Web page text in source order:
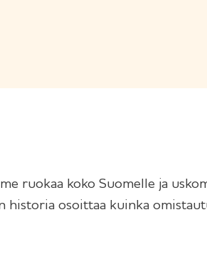
ruokaa koko Suomelle ja
historia osoittaa kuinka